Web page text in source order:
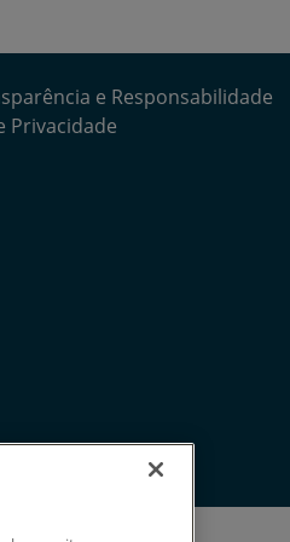
e Responsabilidade
Privacidade